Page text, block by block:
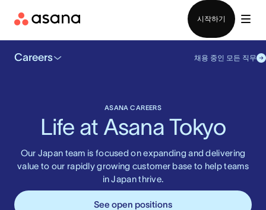
시작하기
Careers 채용 중인 모든 직무
ASANA CAREERS
Life at Asana Tokyo
Our Japan team is focused on expanding and delivering
value to our rapidly growing customer base to help teams
in Japan thrive.
See open positions